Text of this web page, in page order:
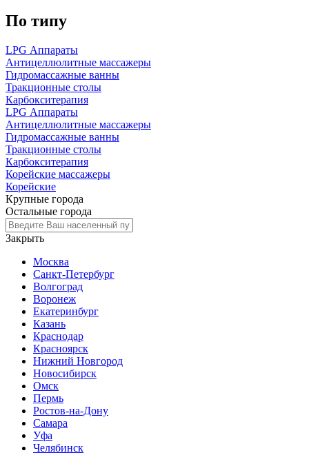
По типу
LPG Аппараты
Антицеллюлитные массажеры
Гидромассажные ванны
Тракционные столы
Карбокситерапия
LPG Аппараты
Антицеллюлитные массажеры
Гидромассажные ванны
Тракционные столы
Карбокситерапия
Корейские массажеры
Корейские
Крупные города
Остальные города
Закрыть
Москва
Санкт-Петербург
Волгоград
Воронеж
Екатеринбург
Казань
Краснодар
Красноярск
Нижний Новгород
Новосибирск
Омск
Пермь
Ростов-на-Дону
Самара
Уфа
Челябинск